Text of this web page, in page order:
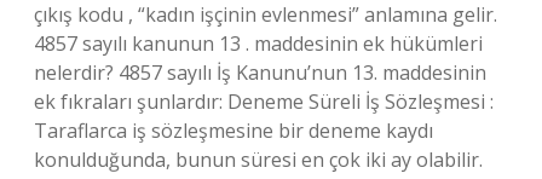
çıkış kodu , “kadın işçinin evlenmesi” anlamına gelir.
4857 sayılı kanunun 13 . maddesinin ek hükümleri
nelerdir? 4857 sayılı İş Kanunu’nun 13. maddesinin
ek fıkraları şunlardır: Deneme Süreli İş Sözleşmesi :
Taraflarca iş sözleşmesine bir deneme kaydı
konulduğunda, bunun süresi en çok iki ay olabilir.